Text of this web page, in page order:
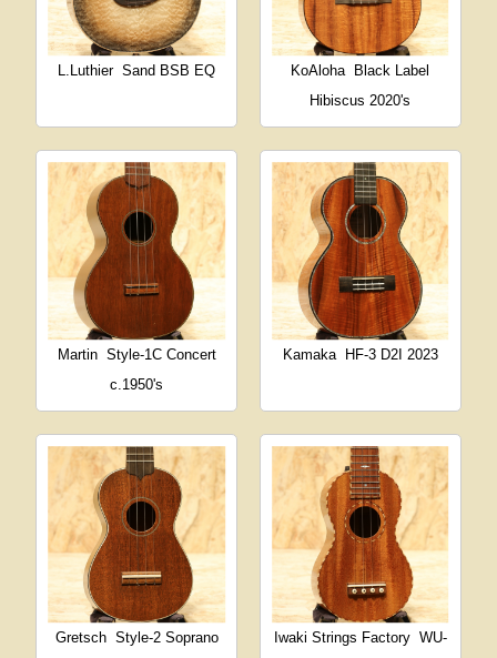
L.Luthier Sand BSB EQ KoAloha
Black Label
Hibiscus 2020's
Martin Style-1C Concert
c.1950's
Kamaka HF-3 D2I 2023
Gretsch Style-2 Soprano
Iwaki Strings Factory WU-